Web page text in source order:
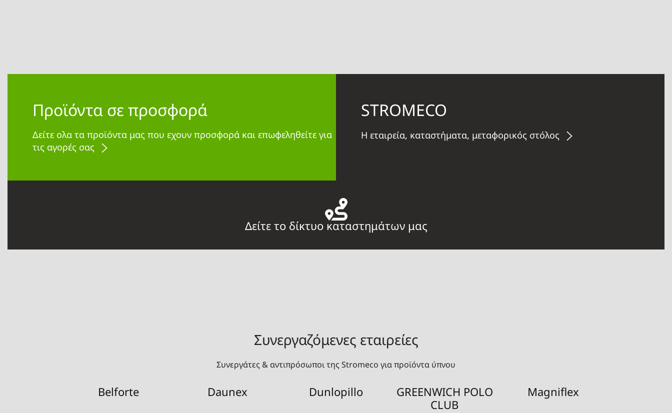
Προϊόντα σε προσφορά
Δείτε ολα τα προϊόντα μας που εχουν προσφορά και επωφεληθείτε για
τις αγορές σας
STROMECO
Η εταιρεία, καταστήματα, μεταφορικός στόλος
Δείτε το δίκτυο καταστημάτων μας
Συνεργαζόμενες εταιρείες
Συνεργάτες & αντιπρόσωποι της Stromeco για προϊόντα ύπνου
Belforte Daunex Dunlopillo
GREENWICH POLO
CLUB
Magniflex